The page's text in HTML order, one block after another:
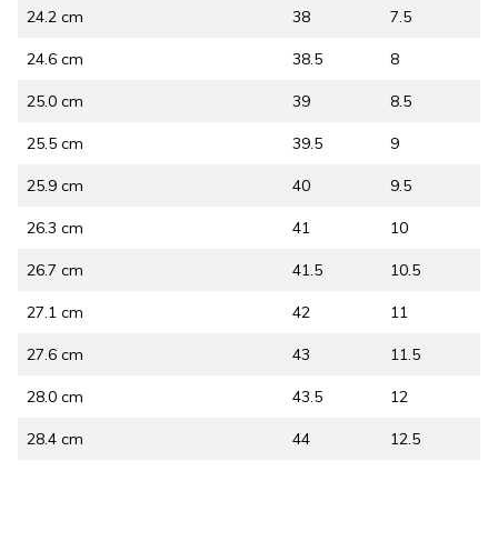
24.2 cm 38 7.5
24.6 cm 38.5 8
25.0 cm 39 8.5
25.5 cm 39.5 9
25.9 cm 40 9.5
26.3 cm 41 10
26.7 cm 41.5 10.5
27.1 cm 42 11
27.6 cm 43 11.5
28.0 cm 43.5 12
28.4 cm 44 12.5